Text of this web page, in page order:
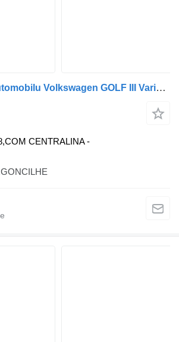
Motor AEX pro automobilu Volkswagen GOLF III Variant (1H5) | 93 - 99
CENTRALINA -